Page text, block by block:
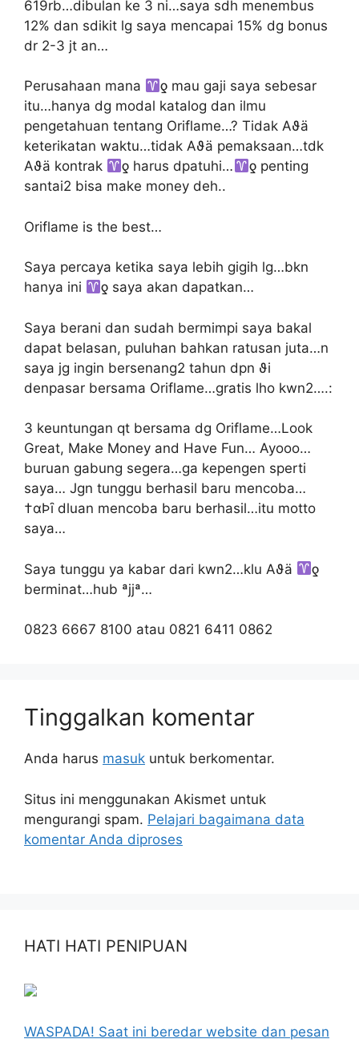
619rb…dibulan ke 3 ni…saya sdh menembus
12% dan sdikit lg saya mencapai 15% dg bonus
dr 2-3 jt an…
Perusahaan mana
ƍ mau gaji saya sebesar
itu…hanya dg modal katalog dan ilmu
pengetahuan tentang Oriflame…? Tidak Αϑä
keterikatan waktu…tidak Αϑä pemaksaan…tdk
Αϑä kontrak
ƍ harus dpatuhi…
ƍ penting
santai2 bisa make money deh..
Oriflame is the best…
Saya percaya ketika saya lebih gigih lg…bkn
hanya ini
ƍ saya akan dapatkan…
Saya berani dan sudah bermimpi saya bakal
dapat belasan, puluhan bahkan ratusan juta…n
saya jg ingin bersenang2 tahun dpn ϑi
denpasar bersama Oriflame…gratis lho kwn2….:
3 keuntungan qt bersama dg Oriflame…Look
Great, Make Money and Have Fun… Ayooo…
buruan gabung segera…ga kepengen sperti
saya… Jgn tunggu berhasil baru mencoba…
†αÞȋ dluan mencoba baru berhasil…itu motto
saya…
Saya tunggu ya kabar dari kwn2…klu Αϑä
ƍ
berminat…hub ªjjª…
0823 6667 8100 atau 0821 6411 0862
Tinggalkan komentar
Anda harus masuk untuk berkomentar.
Situs ini menggunakan Akismet untuk
mengurangi spam. Pelajari bagaimana data
komentar Anda diproses
HATI HATI PENIPUAN
WASPADA! Saat ini beredar website dan pesan